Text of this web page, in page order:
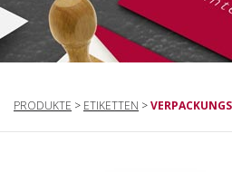
PRODUKTE > ETIKETTEN >